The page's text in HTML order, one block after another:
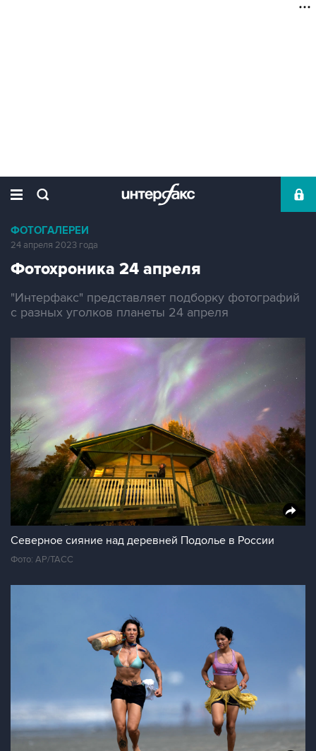
ФОТОГАЛЕРЕИ
24 апреля 2023 года
Фотохроника 24 апреля
"Интерфакс" представляет подборку фотографий
с разных уголков планеты 24 апреля
Северное сияние над деревней Подолье в России
Фото: АР/ТАСС